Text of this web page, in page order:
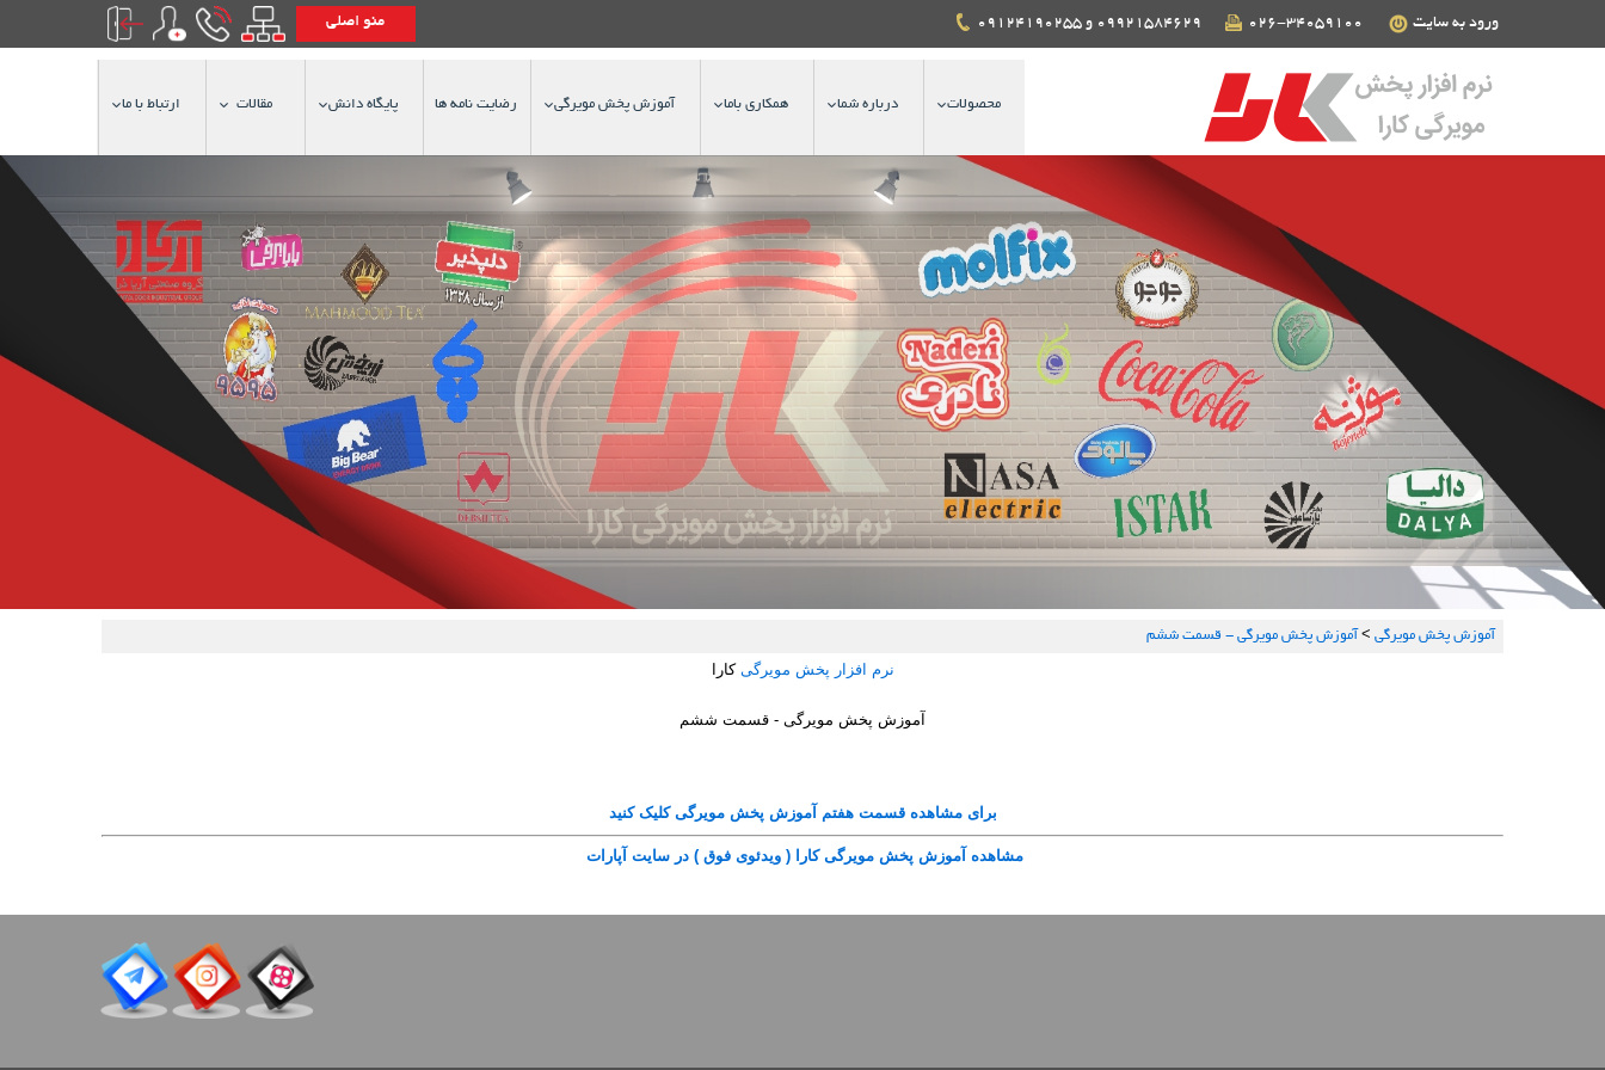
منو اصلی ورود به سایت
محصولات درباره شما همکاری باما آموزش پخش مویرگی رضایت نامه ها پایگاه دانش مقالات ارتباط با ما
آموزش پخش مویرگی> آموزش پخش مویرگی - قسمت ششم
نرم افزار پخش مویرگی کارا
آموزش پخش مویرگی - قسمت ششم
برای مشاهده قسمت هفتم آموزش پخش مویرگی کلیک کنید
مشاهده آموزش پخش مویرگی کارا ( ویدئوی فوق ) در سایت آپارات